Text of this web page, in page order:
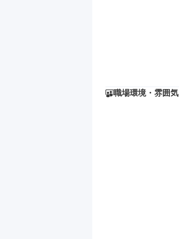
職場環境・雰囲気